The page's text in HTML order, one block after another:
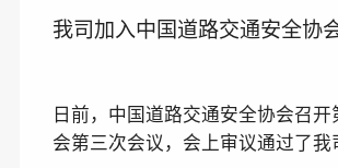
我司加入中国道路交通安全协
日前，中国道路交通安全协会召开
会第三次会议，会上审议通过了我